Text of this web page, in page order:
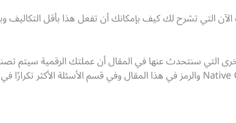
التي تشرح لك كيف بإمكانك أن تفعل هذا بأقل التكاليف